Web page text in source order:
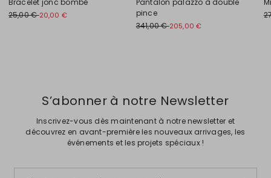
Bracelet jonc bombé
25,00 €20,00 €
Pantalon palazzo à double
pince
341,00 €205,00 €
S’abonner à notre Newsletter
Inscrivez-vous dès maintenant à notre newsletter et
découvrez en avant-première les nouveaux arrivages, les
événements et les projets spéciaux !